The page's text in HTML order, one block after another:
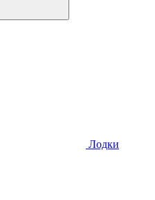
Лодки